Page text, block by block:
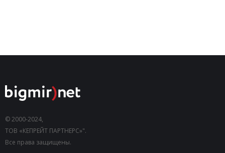
© 2000-2024,
ТОВ «КЕПРЕЙТ ПАРТНЕРС»".
Все права защищены.